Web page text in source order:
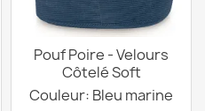
Pouf Poire - Velours
Côtelé Soft
Couleur: Bleu marine